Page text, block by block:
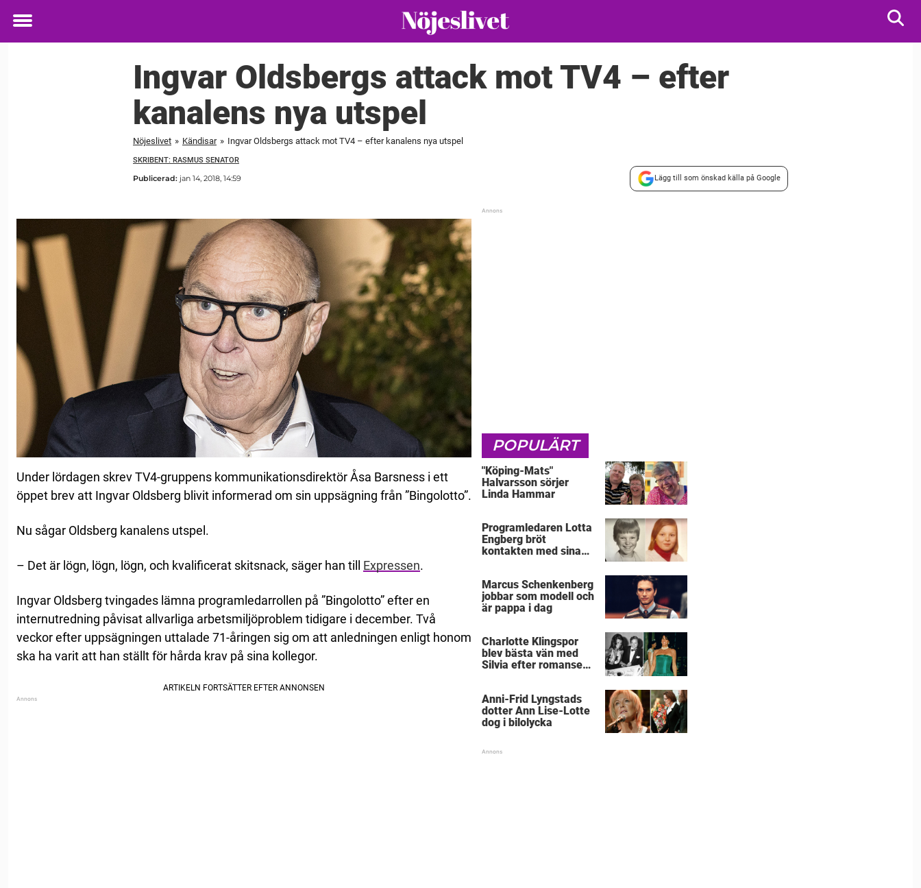
Toggle
Ingvar Oldsbergs attack mot TV4 – efter
kanalens nya utspel
Nöjeslivet » Kändisar » Ingvar Oldsbergs attack mot TV4 – efter kanalens nya utspel
SKRIBENT: RASMUS SENATOR
Publicerad: jan 14, 2018, 14:59 Lägg till som önskad källa på Google
Under lördagen skrev TV4-gruppens kommunikationsdirektör Åsa Barsness i ett
öppet brev att Ingvar Oldsberg blivit informerad om sin uppsägning från ”Bingolotto”.
Nu sågar Oldsberg kanalens utspel.
– Det är lögn, lögn, lögn, och kvalificerat skitsnack, säger han till Expressen.
Ingvar Oldsberg tvingades lämna programledarrollen på ”Bingolotto” efter en
internutredning påvisat allvarliga arbetsmiljöproblem tidigare i december. Två
veckor efter uppsägningen uttalade 71-åringen sig om att anledningen enligt honom
ska ha varit att han ställt för hårda krav på sina kollegor.
POPULÄRT
"Köping-Mats"
Halvarsson sörjer
Linda Hammar
Programledaren Lotta
Engberg bröt
kontakten med sina
Marcus Schenkenberg
jobbar som modell och
är pappa i dag
Charlotte Klingspor
blev bästa vän med
Silvia efter romansen
Anni-Frid Lyngstads
dotter Ann Lise-Lotte
dog i bilolycka